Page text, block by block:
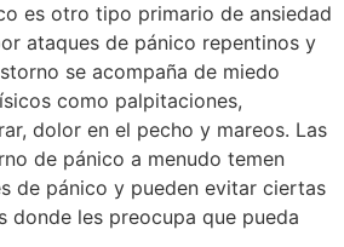
es otro tipo primario de ansiedad
ataques de pánico repentinos y
se acompaña de miedo
como palpitaciones,
dolor en el pecho y mareos. Las
de pánico a menudo temen
de pánico y pueden evitar ciertas
donde les preocupa que pueda